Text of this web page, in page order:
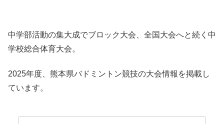
中学部活動の集大成でブロック大会、全国大会へと続く中
学校総合体育大会。
2025年度、熊本県バドミントン競技の大会情報を掲載し
ています。